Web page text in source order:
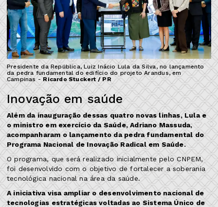
Presidente da República, Luiz Inácio Lula da Silva, no lançamento
da pedra fundamental do edifício do projeto Arandus, em
Campinas - Ricardo Stuckert / PR
Inovação em saúde
Além da inauguração dessas quatro novas linhas, Lula e
o ministro em exercício da Saúde, Adriano Massuda,
acompanharam o lançamento da pedra fundamental do
Programa Nacional de Inovação Radical em Saúde.
O programa, que será realizado inicialmente pelo CNPEM,
foi desenvolvido com o objetivo de fortalecer a soberania
tecnológica nacional na área da saúde.
A iniciativa visa ampliar o desenvolvimento nacional de
tecnologias estratégicas voltadas ao Sistema Único de